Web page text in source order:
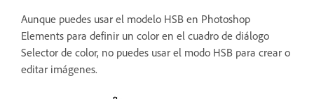
Aunque puedes usar el modelo HSB en Photoshop
Elements para definir un color en el cuadro de diálogo
Selector de color, no puedes usar el modo HSB para crear o
editar imágenes.